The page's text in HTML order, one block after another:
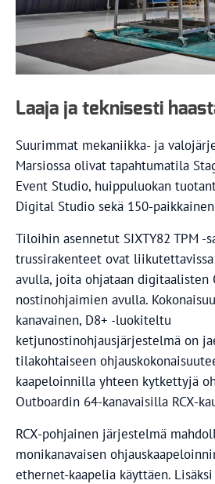
Laaja ja teknisesti
Suurimmat mekaniikka- ja
Marsiossa olivat tapahtumatila
Event Studio, huippuluokan
Digital Studio sekä 150-
Tiloihin asennetut SIXTY82 TPM -
trussirakenteet ovat
avulla, joita ohjataan digitaalisten
nostinohjaimien avulla.
kanavainen, D8+ -luokiteltu
ketjunostinohjausjärjestelmä on
tilakohtaiseen
kaapeloinnilla yhteen kytkettyjä
Outboardin 64-kanavaisilla RCX-
RCX-pohjainen järjestelmä
monikanavaisen
ethernet-kaapelia käyttäen. Lisäksi